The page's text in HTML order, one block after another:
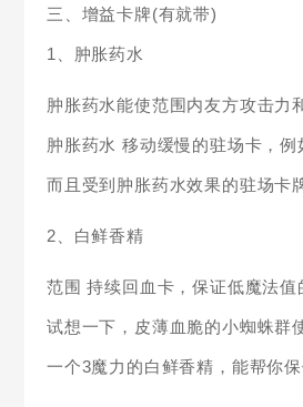
三、增益卡牌(有就带)
1、肿胀药水
肿胀药水能使范围内友方攻击力
肿胀药水 移动缓慢的驻场卡，
而且受到肿胀药水效果的驻场卡
2、白鲜香精
范围 持续回血卡，保证低魔法值
试想一下，皮薄血脆的小蜘蛛群
一个3魔力的白鲜香精，能帮你